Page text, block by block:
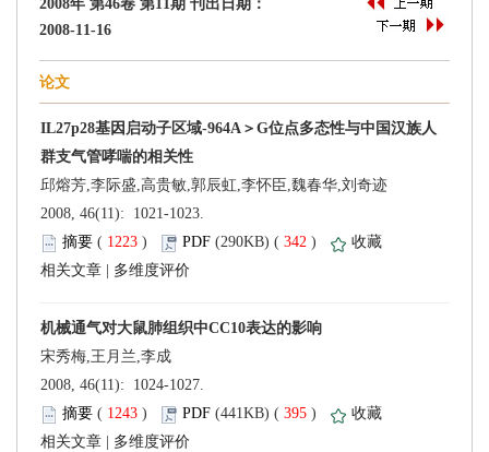
邱熔芳,李际盛,高贵敏,郭辰虹,李怀臣,魏春华,刘奇迹
2008, 46(11): 1021-1023.
(
) 342 )
2008, 46(11): 1024-1027.
(
) 395 )